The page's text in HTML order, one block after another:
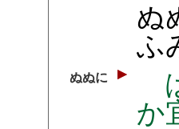
ぬ
ふ
ぬぬに
か